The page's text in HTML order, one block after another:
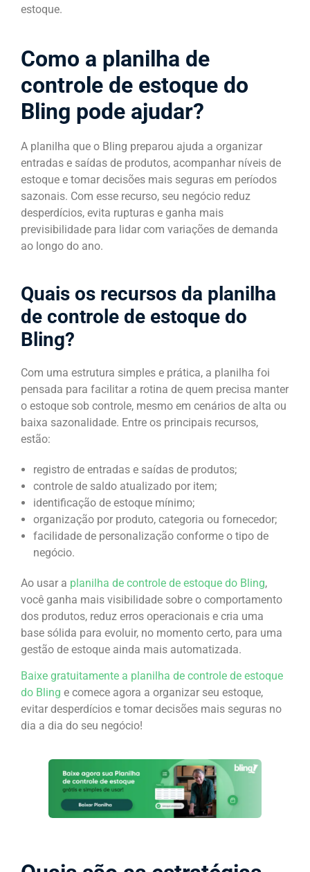
estoque.
Como a planilha de
controle de estoque do
Bling pode ajudar?
A planilha que o Bling preparou ajuda a organizar
entradas e saídas de produtos, acompanhar níveis de
estoque e tomar decisões mais seguras em períodos
sazonais. Com esse recurso, seu negócio reduz
desperdícios, evita rupturas e ganha mais
previsibilidade para lidar com variações de demanda
ao longo do ano.
Quais os recursos da planilha
de controle de estoque do
Bling?
Com uma estrutura simples e prática, a planilha foi
pensada para facilitar a rotina de quem precisa manter
o estoque sob controle, mesmo em cenários de alta ou
baixa sazonalidade. Entre os principais recursos,
estão:
registro de entradas e saídas de produtos;
controle de saldo atualizado por item;
identificação de estoque mínimo;
organização por produto, categoria ou fornecedor;
facilidade de personalização conforme o tipo de
negócio.
Ao usar a planilha de controle de estoque do Bling,
você ganha mais visibilidade sobre o comportamento
dos produtos, reduz erros operacionais e cria uma
base sólida para evoluir, no momento certo, para uma
gestão de estoque ainda mais automatizada.
Baixe gratuitamente a planilha de controle de estoque
do Bling e comece agora a organizar seu estoque,
evitar desperdícios e tomar decisões mais seguras no
dia a dia do seu negócio!